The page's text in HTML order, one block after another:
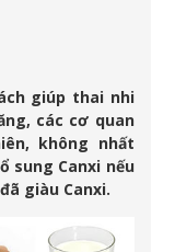
giúp thai nhi
các cơ quan
không nhất
sung Canxi nếu
giàu Canxi.